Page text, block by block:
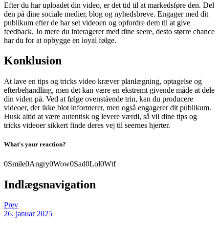
Efter du har uploadet din video, er det tid til at markedsføre den. Del
den på dine sociale medier, blog og nyhedsbreve. Engager med dit
publikum efter de har set videoen og opfordre dem til at give
feedback. Jo mere du interagerer med dine seere, desto større chance
har du for at opbygge en loyal følge.
Konklusion
At lave en tips og tricks video kræver planlægning, optagelse og
efterbehandling, men det kan være en ekstremt givende måde at dele
din viden på. Ved at følge ovenstående trin, kan du producere
videoer, der ikke blot informerer, men også engagerer dit publikum.
Husk altid at være autentisk og levere værdi, så vil dine tips og
tricks videoer sikkert finde deres vej til seernes hjerter.
What's your reaction?
0Smile0Angry0Wow0Sad0Lol0Wtf
Indlægsnavigation
Prev
26. januar 2025